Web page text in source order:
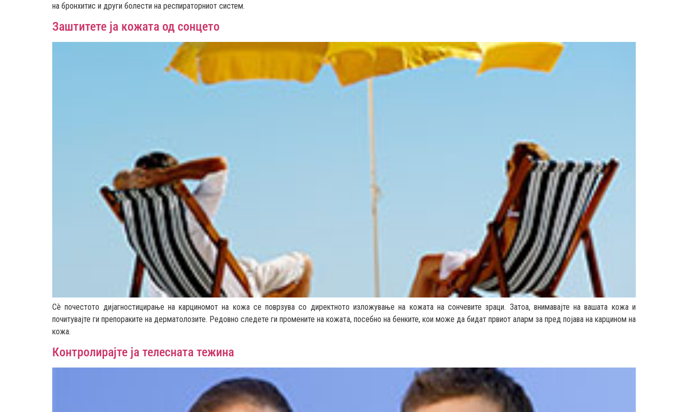
на бронхитис и други болести на респираторниот систем.
Заштитете ја кожата од сонцето
Сè почестото дијагностицирање на карциномот на кожа се поврзува со директното изложување на кожата на сончевите зраци. Затоа, внимавајте на вашата кожа и
почитувајте ги препораките на дерматолозите. Редовно следете ги промените на кожата, посебно на бенките, кои може да бидат првиот аларм за пред појава на карцином на
кожа.
Контролирајте ја телесната тежина